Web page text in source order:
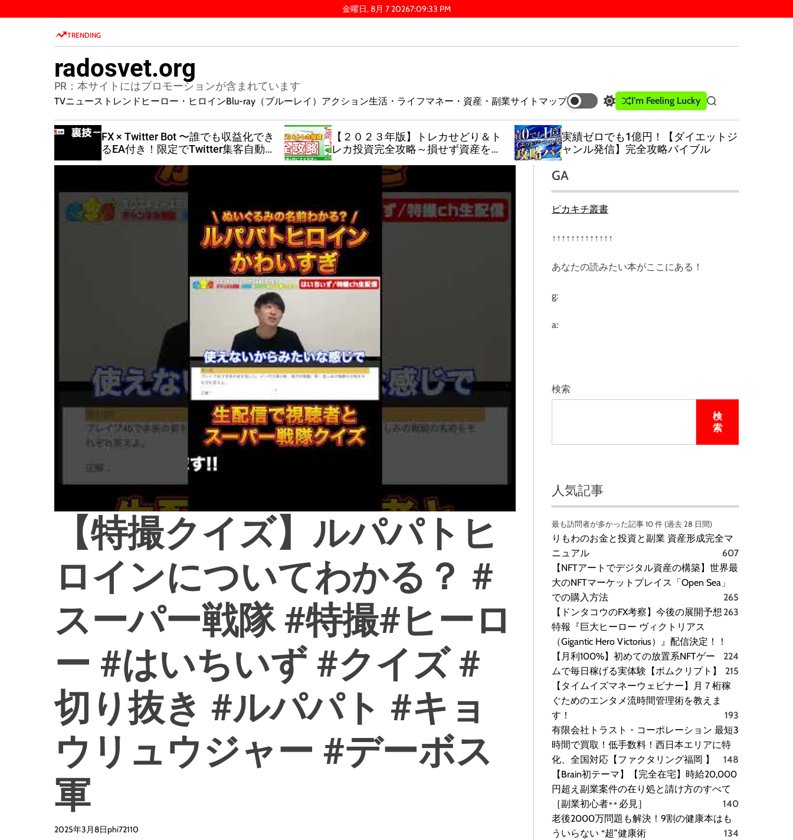
k
金曜日, 8月 7 20267:09:34 PM
TRENDING
radosvet.org
PR：本サイトにはプロモーションが含まれています
TVニューストレンド ヒーロー・ヒロインBlu-ray（ブルーレイ） アクション生活・ライフマネー・資産・副業サイトマップ
S
w
t
c
o
o
m
e
I'm Feeling Lucky
S
e
r
FX × Twitter Bot 〜誰でも収益化でき
るEA付き！限定でTwitter集客自動化
【２０２３年版】トレカせどり＆ト
レカ投資完全攻略～損せず資産を倍
実績ゼロでも1億円！【ダイエットジ
ャンル発信】完全攻略バイブル
【特撮クイズ】ルパパトヒ
ロインについてわかる？ #
スーパー戦隊 #特撮#ヒーロ
ー #はいちいず #クイズ #
切り抜き #ルパパト #キョ
ウリュウジャー #デーボス
軍
2025年3月8日phi72110
GA
ピカキチ叢書
↑↑↑↑↑↑↑↑↑↑↑↑↑
あなたの読みたい本がここにある！
g:
a:
検索
検
索
人気記事
最も訪問者が多かった記事 10 件 (過去 28 日間)
りもわのお金と投資と副業 資産形成完全マ
ニュアル
607
【NFTアートでデジタル資産の構築】世界最
大のNFTマーケットプレイス「Open Sea」
での購入方法
265
【ドンタコウのFX考察】今後の展開予想 263
特報『巨大ヒーロー ヴィクトリアス
（Gigantic Hero Victorius）』配信決定！！
224
【月利100%】初めての放置系NFTゲー
ムで毎日稼げる実体験【ボムクリプト】
215
【タイムイズマネーウェビナー】月７桁稼
ぐためのエンタメ流時間管理術を教えま
す！
193
有限会社トラスト・コーポレーション 最短3
時間で買取！低手数料！西日本エリアに特
化、全国対応【ファクタリング福岡 】
148
【Brain初テーマ】【完全在宅】時給20,000
円超え副業案件の在り処と請け方のすべて
［副業初心者
必見］
140
老後2000万問題も解決！9割の健康本はも
ういらない “超”健康術
134